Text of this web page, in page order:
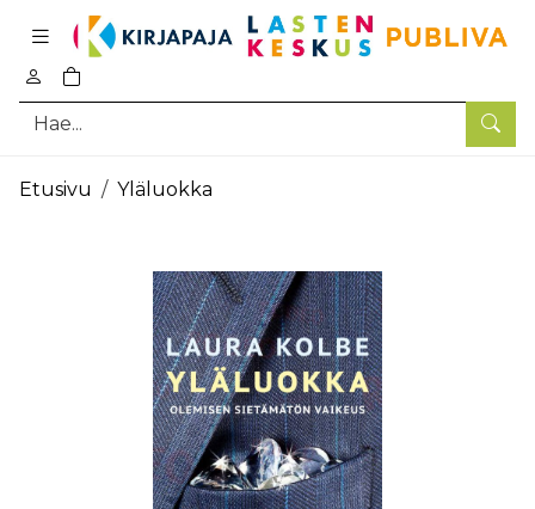
Hae
0
tuotetta ostoskorissa
Pääsisältö
Etusivu Yläluokka